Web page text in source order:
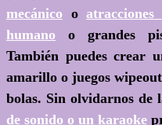
mecánico o atracciones
humano o grandes
También puedes crear
amarillo o juegos
bolas. Sin olvidarnos de
de sonido o un karaoke